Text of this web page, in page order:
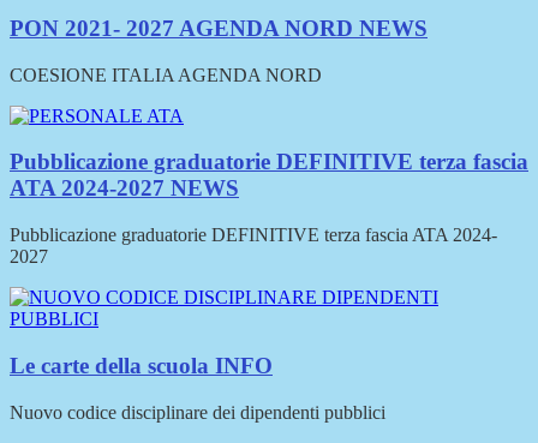
PON 2021- 2027 AGENDA NORD NEWS
COESIONE ITALIA AGENDA NORD
Pubblicazione graduatorie DEFINITIVE terza fascia
ATA 2024-2027 NEWS
Pubblicazione graduatorie DEFINITIVE terza fascia ATA 2024-
2027
Le carte della scuola INFO
Nuovo codice disciplinare dei dipendenti pubblici